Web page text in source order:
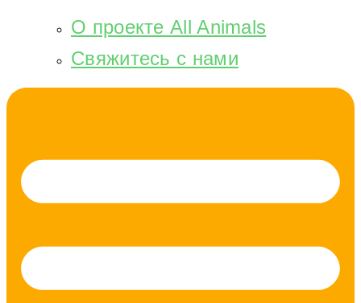
О проекте All Animals
Свяжитесь с нами